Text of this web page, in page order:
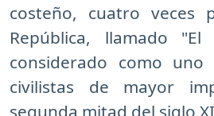
costeño, cuatro veces
República, llamado
considerado como
civilistas de mayor
segunda mitad del siglo